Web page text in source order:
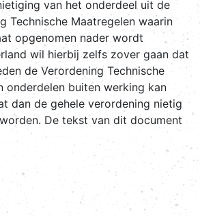
van het onderdeel uit de
Technische Maatregelen waarin
opgenomen nader wordt
wil hierbij zelfs zover gaan dat
de Verordening Technische
onderdelen buiten werking kan
dan de gehele verordening nietig
De tekst van dit document